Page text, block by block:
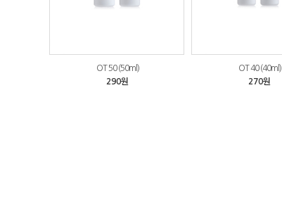
OT 50 (50ml)
290원
OT 40 (40ml)
270원